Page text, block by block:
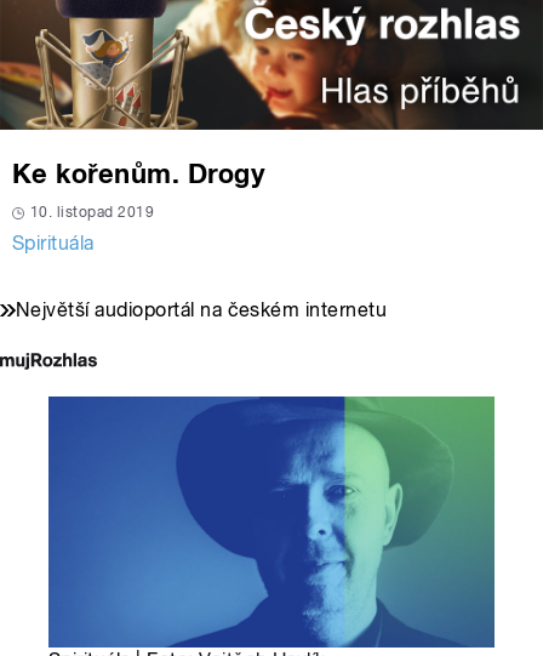
Ke kořenům. Drogy
10. listopad 2019
Spirituála
Největší audioportál na českém internetu